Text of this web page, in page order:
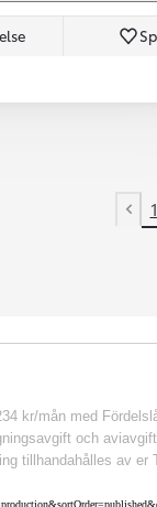
1
kr/mån med
och
tillhandahålles av er